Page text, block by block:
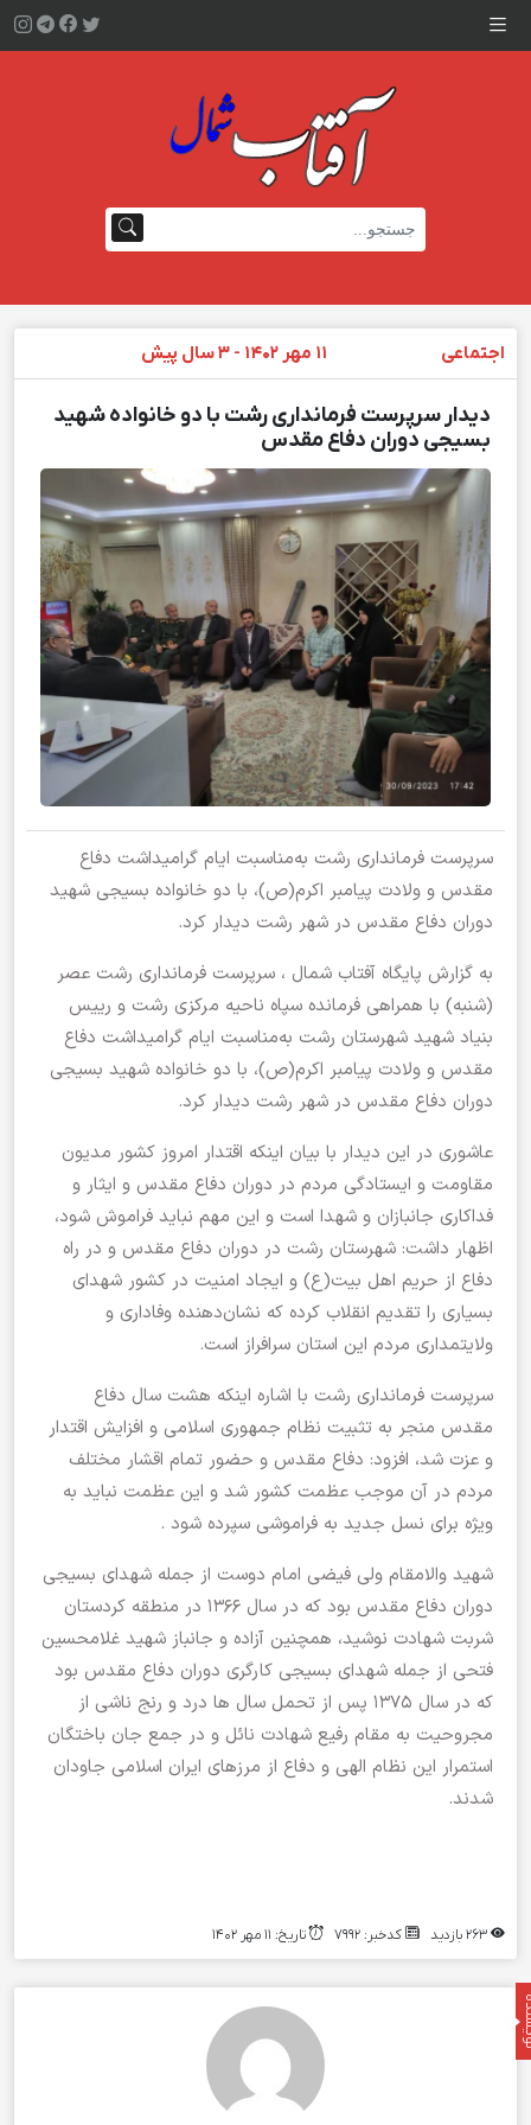
اجتماعی 11 مهر 1402 - 3 سال پیش
دیدار سرپرست فرمانداری رشت با دو خانواده شهید
بسیجی دوران دفاع مقدس
سرپرست فرمانداری رشت به‌مناسبت ایام گرامیداشت دفاع
مقدس و ولادت پیامبر اکرم(ص)، با دو خانواده بسیجی شهید
‌دوران دفاع مقدس در شهر رشت دیدار کرد.
به گزارش پایگاه آفتاب شمال ، سرپرست فرمانداری رشت عصر
(شنبه) با همراهی فرمانده سپاه ناحیه مرکزی رشت و رییس
بنیاد شهید شهرستان رشت به‌مناسبت ایام گرامیداشت دفاع
مقدس و ولادت پیامبر اکرم(ص)، با دو خانواده شهید بسیجی
دوران دفاع مقدس در شهر رشت دیدار کرد.
عاشوری در این دیدار با بیان اینکه اقتدار امروز کشور مدیون
مقاومت و ایستادگی مردم در دوران دفاع مقدس و ایثار و
فداکاری جانبازان و شهدا است و این مهم نباید فراموش شود،
اظهار‌ داشت: شهرستان رشت در دوران دفاع مقدس و در راه
دفاع از حریم اهل بیت(ع) و ایجاد امنیت در کشور شهدای
بسیاری را تقدیم انقلاب کرده که نشان‌دهنده وفاداری و
ولایتمداری مردم این استان سرافراز است.
سرپرست فرمانداری رشت با اشاره اینکه هشت سال دفاع
مقدس منجر به تثبیت نظام جمهوری اسلامی و افزایش اقتدار
و عزت شد، افزود: دفاع مقدس و حضور تمام اقشار مختلف
مردم در آن موجب عظمت کشور شد و این عظمت نباید به
ویژه برای نسل جدید به فراموشی سپرده شود .
شهید والامقام ولی فیضی امام دوست از جمله شهدای بسیجی
دوران دفاع مقدس بود که در سال 1366 در منطقه کردستان
شربت شهادت نوشید، همچنین آزاده و جانباز شهید غلامحسین
فتحی از جمله شهدای بسیجی کارگری دوران دفاع مقدس بود
که در سال 1375 پس از تحمل سال ها درد و رنج ناشی از
مجروحیت به مقام رفیع شهادت نائل و در جمع جان باختگان
استمرار این نظام الهی و دفاع از مرزهای ایران اسلامی جاودان
شدند.
کدخبر: 7992 تاریخ: 11 مهر 1402